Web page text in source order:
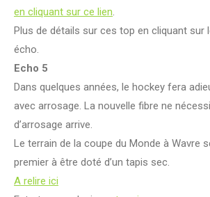
en cliquant sur ce lien.
Plus de détails sur ces top en cliquant sur
écho.
Echo 5
Dans quelques années, le hockey fera
avec arrosage. La nouvelle fibre ne
d’arrosage arrive.
Le terrain de la coupe du Monde à Wavre
premier à être doté d’un tapis sec.
A relire ici